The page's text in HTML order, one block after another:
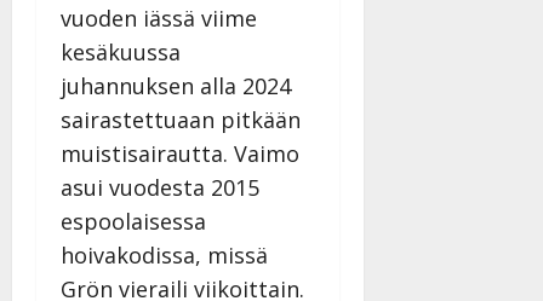
vuoden iässä viime
kesäkuussa
juhannuksen alla 2024
sairastettuaan pitkään
muistisairautta. Vaimo
asui vuodesta 2015
espoolaisessa
hoivakodissa, missä
Grön vieraili viikoittain.